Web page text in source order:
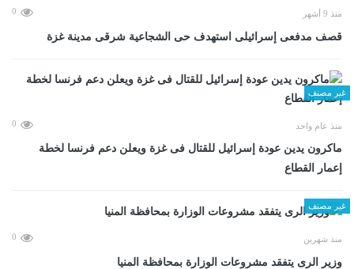
منذ 9 أشهر 0
قصف مدفعى إسرائيلى استهدف حى الشجاعية شرقى مدينة غزة
غير مصنف
منذ عام واحد 0
ماكرون يدين عودة إسرائيل للقتال فى غزة ويعلن دعم فرنسا لخطة
إعمار القطاع
غير مصنف
منذ شهرين 0
وزير الرى يتفقد مشروعات الوزارة بمحافظة المنيا